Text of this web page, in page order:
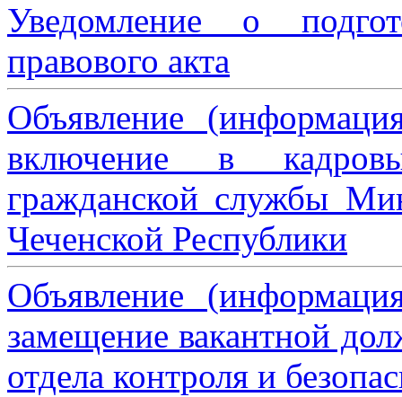
Уведомление о
правового акта
Объявление
включение в
гражданской службы
Чеченской Республики
Объявление
замещение вакантной
отдела контроля и